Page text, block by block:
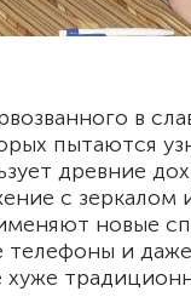
в
пытаются
древние
с зеркалом
новые
и